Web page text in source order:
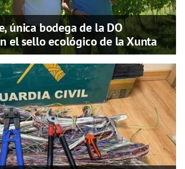
única bodega de la DO
el sello ecológico de la Xunta